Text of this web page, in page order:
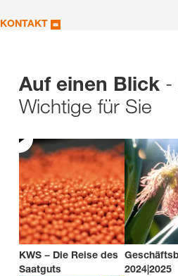
KONTAKT
Auf einen Blick -
Wichtige für Sie
KWS − Die Reise des
Saatguts
2024|2025